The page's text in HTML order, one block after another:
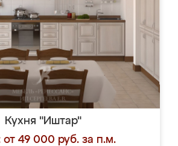
Кухня "Иштар"
от 49 000 руб. за п.м.